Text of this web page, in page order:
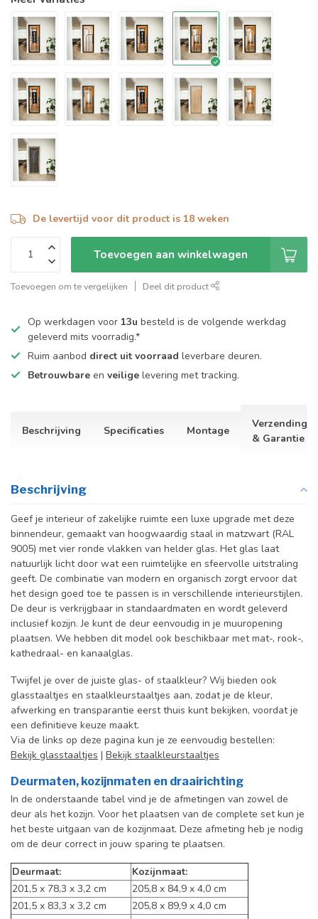
De levertijd voor dit product is 18 weken
Toevoegen aan winkelwagen
Toevoegen om te vergelijken Deel dit product
Op werkdagen voor 13u besteld is de volgende werkdag
geleverd mits voorradig.*
Ruim aanbod direct uit voorraad leverbare deuren.
Betrouwbare en veilige levering met tracking.
Beschrijving Specificaties Montage
Verzending
& Garantie
Beschrijving
Geef je interieur of zakelijke ruimte een luxe upgrade met deze
binnendeur, gemaakt van hoogwaardig staal in matzwart (RAL
9005) met vier ronde vlakken van helder glas. Het glas laat
natuurlijk licht door wat een ruimtelijke en sfeervolle uitstraling
geeft. De combinatie van modern en organisch zorgt ervoor dat
het design goed toe te passen is in verschillende interieurstijlen.
De deur is verkrijgbaar in standaardmaten en wordt geleverd
inclusief kozijn. Je kunt de deur eenvoudig in je muuropening
plaatsen. We hebben dit model ook beschikbaar met mat-, rook-,
kathedraal- en kanaalglas.
Twijfel je over de juiste glas- of staalkleur? Wij bieden ook
glasstaaltjes en staalkleurstaaltjes aan, zodat je de kleur,
afwerking en transparantie eerst thuis kunt bekijken, voordat je
een definitieve keuze maakt.
Via de links op deze pagina kun je ze eenvoudig bestellen:
Bekijk glasstaaltjes | Bekijk staalkleurstaaltjes
Deurmaten, kozijnmaten en draairichting
In de onderstaande tabel vind je de afmetingen van zowel de
deur als het kozijn. Voor het plaatsen van de complete set kun je
het beste uitgaan van de kozijnmaat. Deze afmeting heb je nodig
om de deur correct in jouw sparing te plaatsen.
Deurmaat:
Kozijnmaat:
201,5 x 78,3 x 3,2 cm
205,8 x 84,9 x 4,0 cm
201,5 x 83,3 x 3,2 cm
205,8 x 89,9 x 4,0 cm